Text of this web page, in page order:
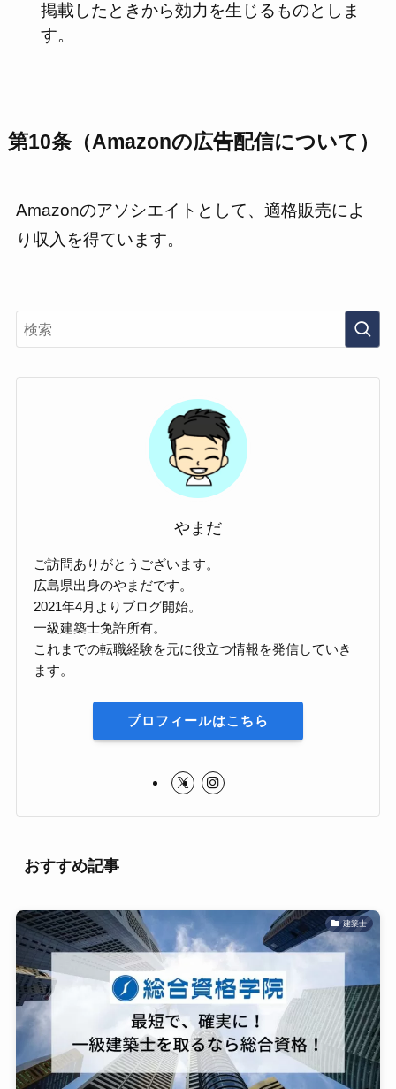
掲載したときから効力を生じるものとしま
す。
第10条（Amazonの広告配信について）
Amazonのアソシエイトとして、適格販売によ
り収入を得ています。
やまだ
ご訪問ありがとうございます。
広島県出身のやまだです。
2021年4月よりブログ開始。
一級建築士免許所有。
これまでの転職経験を元に役立つ情報を発信していき
ます。
プロフィールはこちら
おすすめ記事
建築士